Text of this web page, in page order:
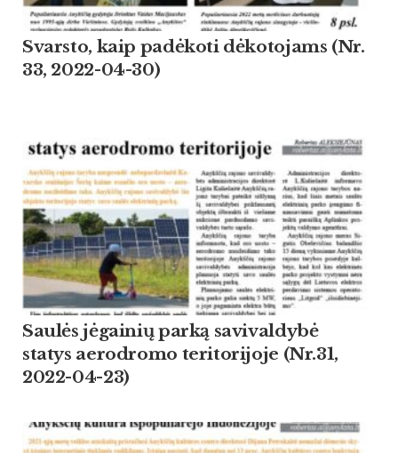
Svarsto, kaip padėkoti dėkotojams (Nr.
33, 2022-04-30)
Saulės jėgainių parką savivaldybė
statys aerodromo teritorijoje (Nr.31,
2022-04-23)